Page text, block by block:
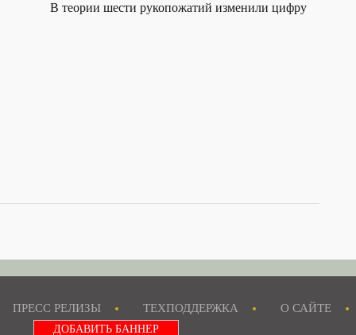
В теории шести рукопожатий изменили цифру
ПРЕСС РЕЛИЗЫ ТЕХПОДДЕРЖКА О САЙТЕ
ДОБАВИТЬ БАННЕР